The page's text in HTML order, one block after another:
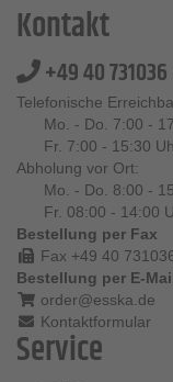
Kontakt
+49 40
Telefonische
Mo. - Do. 7:00 -
Fr. 7:00 - 15:30
Abholung vor Ort:
Mo. - Do. 8:00 -
Fr. 08:00 - 14:00
Bestellung per Fax
Fax +49 40
Bestellung per E-
order@esska.de
Kontaktformular
Service